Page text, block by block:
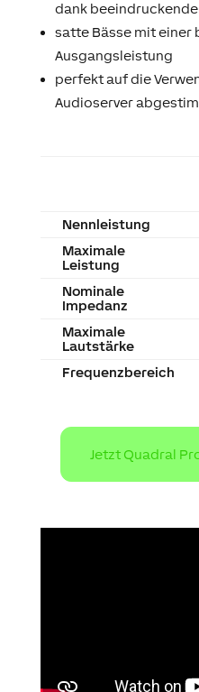
dank
satte Bässe mit einer
Ausgangsleistung
perfekt auf die
Audioserver
Nennleistung
Maximale
Leistung
Nominale
Impedanz
Maximale
Lautstärke
Frequenzbereich
Jetzt Quadral